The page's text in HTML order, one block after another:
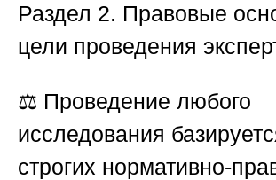
Раздел 2. Правовые
цели проведения
⚖️ Проведение любого
исследования
строгих нормативно-